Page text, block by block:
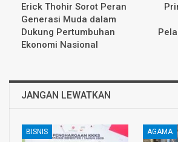
Erick Thohir Sorot Peran
Generasi Muda dalam
Dukung Pertumbuhan
Ekonomi Nasional
JANGAN LEWATKAN
BISNIS AGAMA